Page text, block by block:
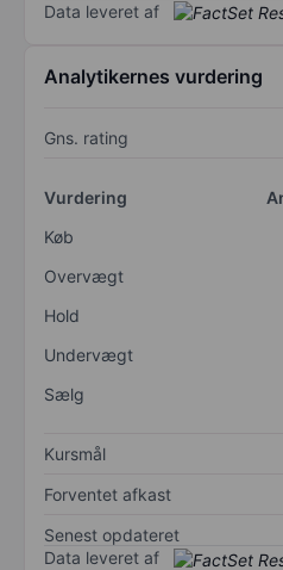
Data leveret af
Analytikernes vurdering
Gns. rating
Vurdering
Køb
Overvægt
Hold
Undervægt
Sælg
Kursmål
Forventet afkast
Senest opdateret
Data leveret af